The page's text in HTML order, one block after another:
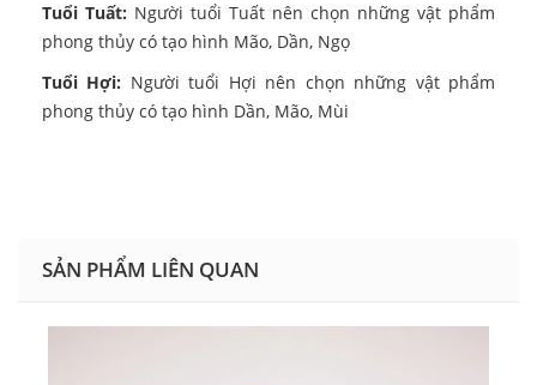
Tuổi Tuất: Người tuổi Tuất nên chọn những vật phẩm
phong thủy có tạo hình Mão, Dần, Ngọ
Tuổi Hợi: Người tuổi Hợi nên chọn những vật phẩm
phong thủy có tạo hình Dần, Mão, Mùi
SẢN PHẨM LIÊN QUAN